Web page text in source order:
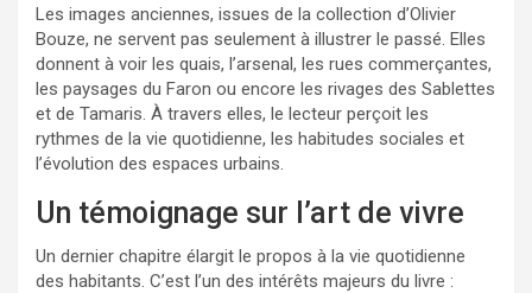
Les images anciennes, issues de la collection d’Olivier
Bouze, ne servent pas seulement à illustrer le passé. Elles
donnent à voir les quais, l’arsenal, les rues commerçantes,
les paysages du Faron ou encore les rivages des Sablettes
et de Tamaris. À travers elles, le lecteur perçoit les
rythmes de la vie quotidienne, les habitudes sociales et
l’évolution des espaces urbains.
Un témoignage sur l’art de vivre
Un dernier chapitre élargit le propos à la vie quotidienne
des habitants. C’est l’un des intérêts majeurs du livre :